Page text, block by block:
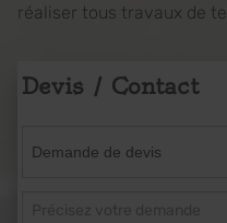
réaliser tous travaux de
Devis / Contact